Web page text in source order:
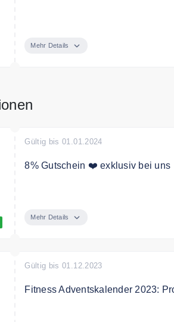
Mehr Details
Gültig bis 01.01.2024
8% Gutschein ❤️ exklusiv bei uns
Mehr Details
Gültig bis 01.12.2023
Fitness Adventskalender 2023: